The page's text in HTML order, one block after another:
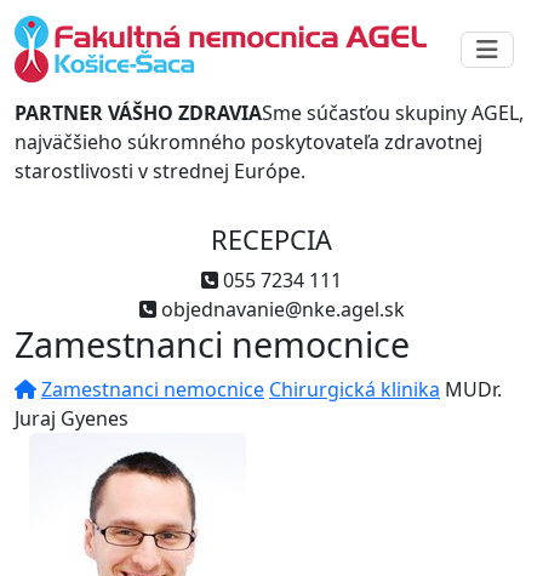
PARTNER VÁŠHO ZDRAVIASme súčasťou skupiny AGEL,
najväčšieho súkromného poskytovateľa zdravotnej
starostlivosti v strednej Európe.
RECEPCIA
055 7234 111
objednavanie@nke.agel.sk
Zamestnanci nemocnice
Zamestnanci nemocnice Chirurgická klinika MUDr.
Juraj Gyenes